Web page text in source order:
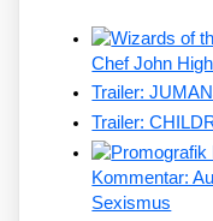
Chef John
Trailer:
Trailer:
Kommentar:
Sexismus